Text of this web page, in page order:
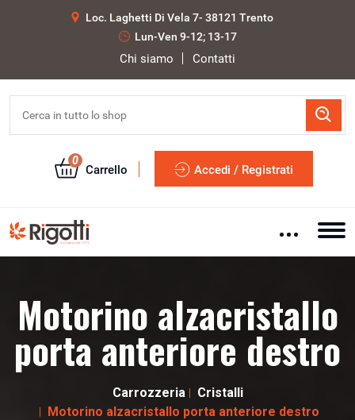
Loc. Laghetti Di Vela 7- 38121 Trento
Lun-Ven 9-12; 13-17
Chi siamo Contatti
0
Carrello Accedi / Registrati
Motorino alzacristallo
porta anteriore destro
Carrozzeria
Cristalli
Motorino alzacristallo porta anteriore destro